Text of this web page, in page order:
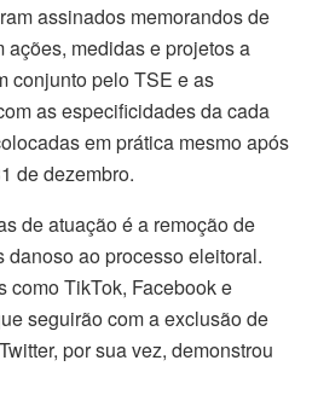
assinados memorandos de
medidas e projetos a
conjunto pelo TSE e as
as especificidades da cada
em prática mesmo após
de dezembro.
de atuação é a remoção de
ao processo eleitoral.
como TikTok, Facebook e
seguirão com a exclusão de
por sua vez, demonstrou